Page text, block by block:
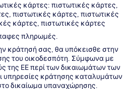
κάρτες: πιστωτικές κάρτες,
πιστωτικές κάρτες, πιστωτικές
κάρτες, πιστωτικές κάρτες
πληρωμές.
κράτησή σας, θα υπόκεισθε στην
του οικοδεσπότη. Σύμφωνα με
της ΕΕ περί των δικαιωμάτων των
υπηρεσίες κράτησης καταλυμάτων
δικαίωμα υπαναχώρησης.